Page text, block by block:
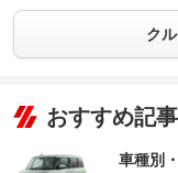
ク
おすすめ記事
車種別